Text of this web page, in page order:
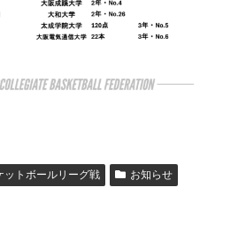
トボールリーグ戦 お知らせ